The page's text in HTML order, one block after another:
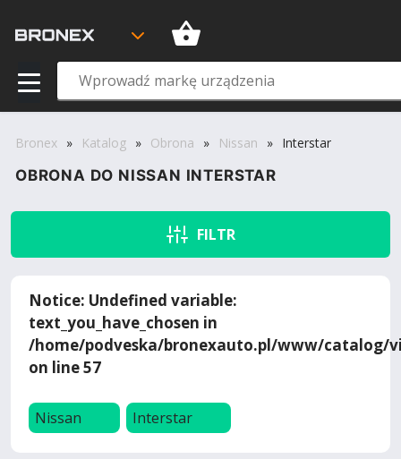
Bronex » Katalog » Obrona » Nissan » Interstar
OBRONA DO NISSAN INTERSTAR
FILTR
Notice: Undefined variable:
text_you_have_chosen in
/home/podveska/bronexauto.pl/www/catalog/
on line57
Nissan Interstar